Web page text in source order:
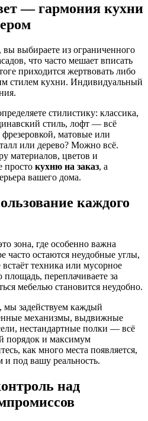
— гармония кухни
выбираете из ограниченного
что часто мешает вписать
приходится жертвовать либо
стилем кухни. Индивидуальный
стилистику: классика,
стиль, лофт — всё
матовые или
или дерево? Можно всё.
материалов, цветов и
просто кухню на заказ, а
вашего дома.
каждого
зона, где особенно важна
часто остаются неудобные углы,
техника или мусорное
переплачиваете за
мебелью становится неудобно.
, мы задействуем каждый
механизмы, выдвижные
нестандартные полки — всё
порядок и максимум
как много места появляется,
и под вашу реальность.
над